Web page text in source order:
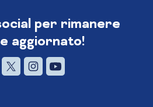
per rimanere
aggiornato!